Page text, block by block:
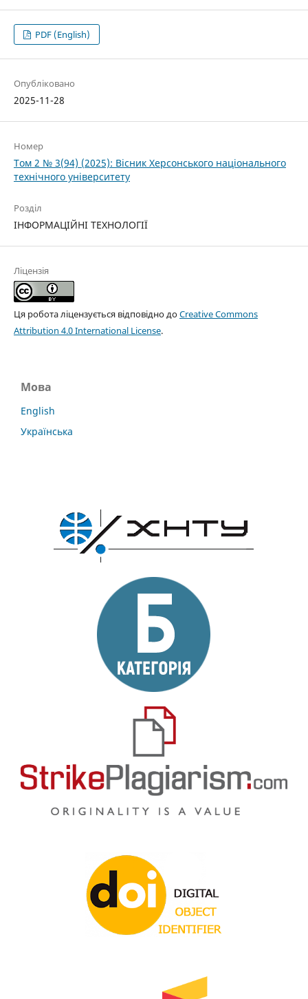
PDF (English)
Опубліковано
2025-11-28
Номер
Том 2 № 3(94) (2025): Вісник Херсонського національного
технічного університету
Розділ
ІНФОРМАЦІЙНІ ТЕХНОЛОГІЇ
Ліцензія
Ця робота ліцензується відповідно доCreative Commons
Attribution 4.0 International License.
Мова
English
Українська